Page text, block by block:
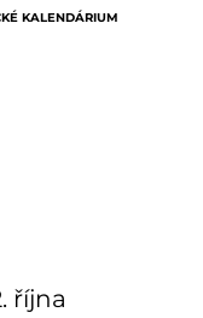
KALENDÁRIUM
října